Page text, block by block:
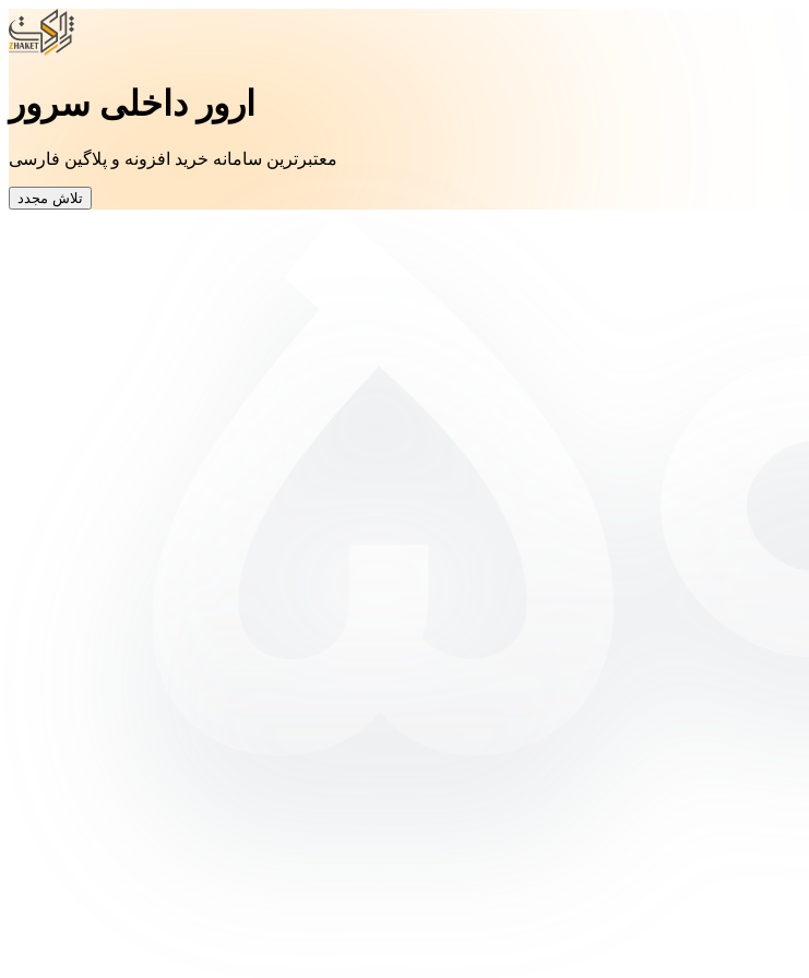
ارور داخلی سرور
معتبرترین سامانه خرید افزونه و پلاگین فارسی
تلاش مجدد